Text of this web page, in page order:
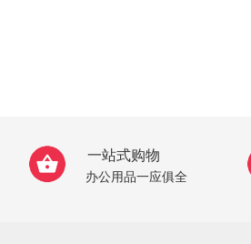
一站式购物
办公用品一应俱全